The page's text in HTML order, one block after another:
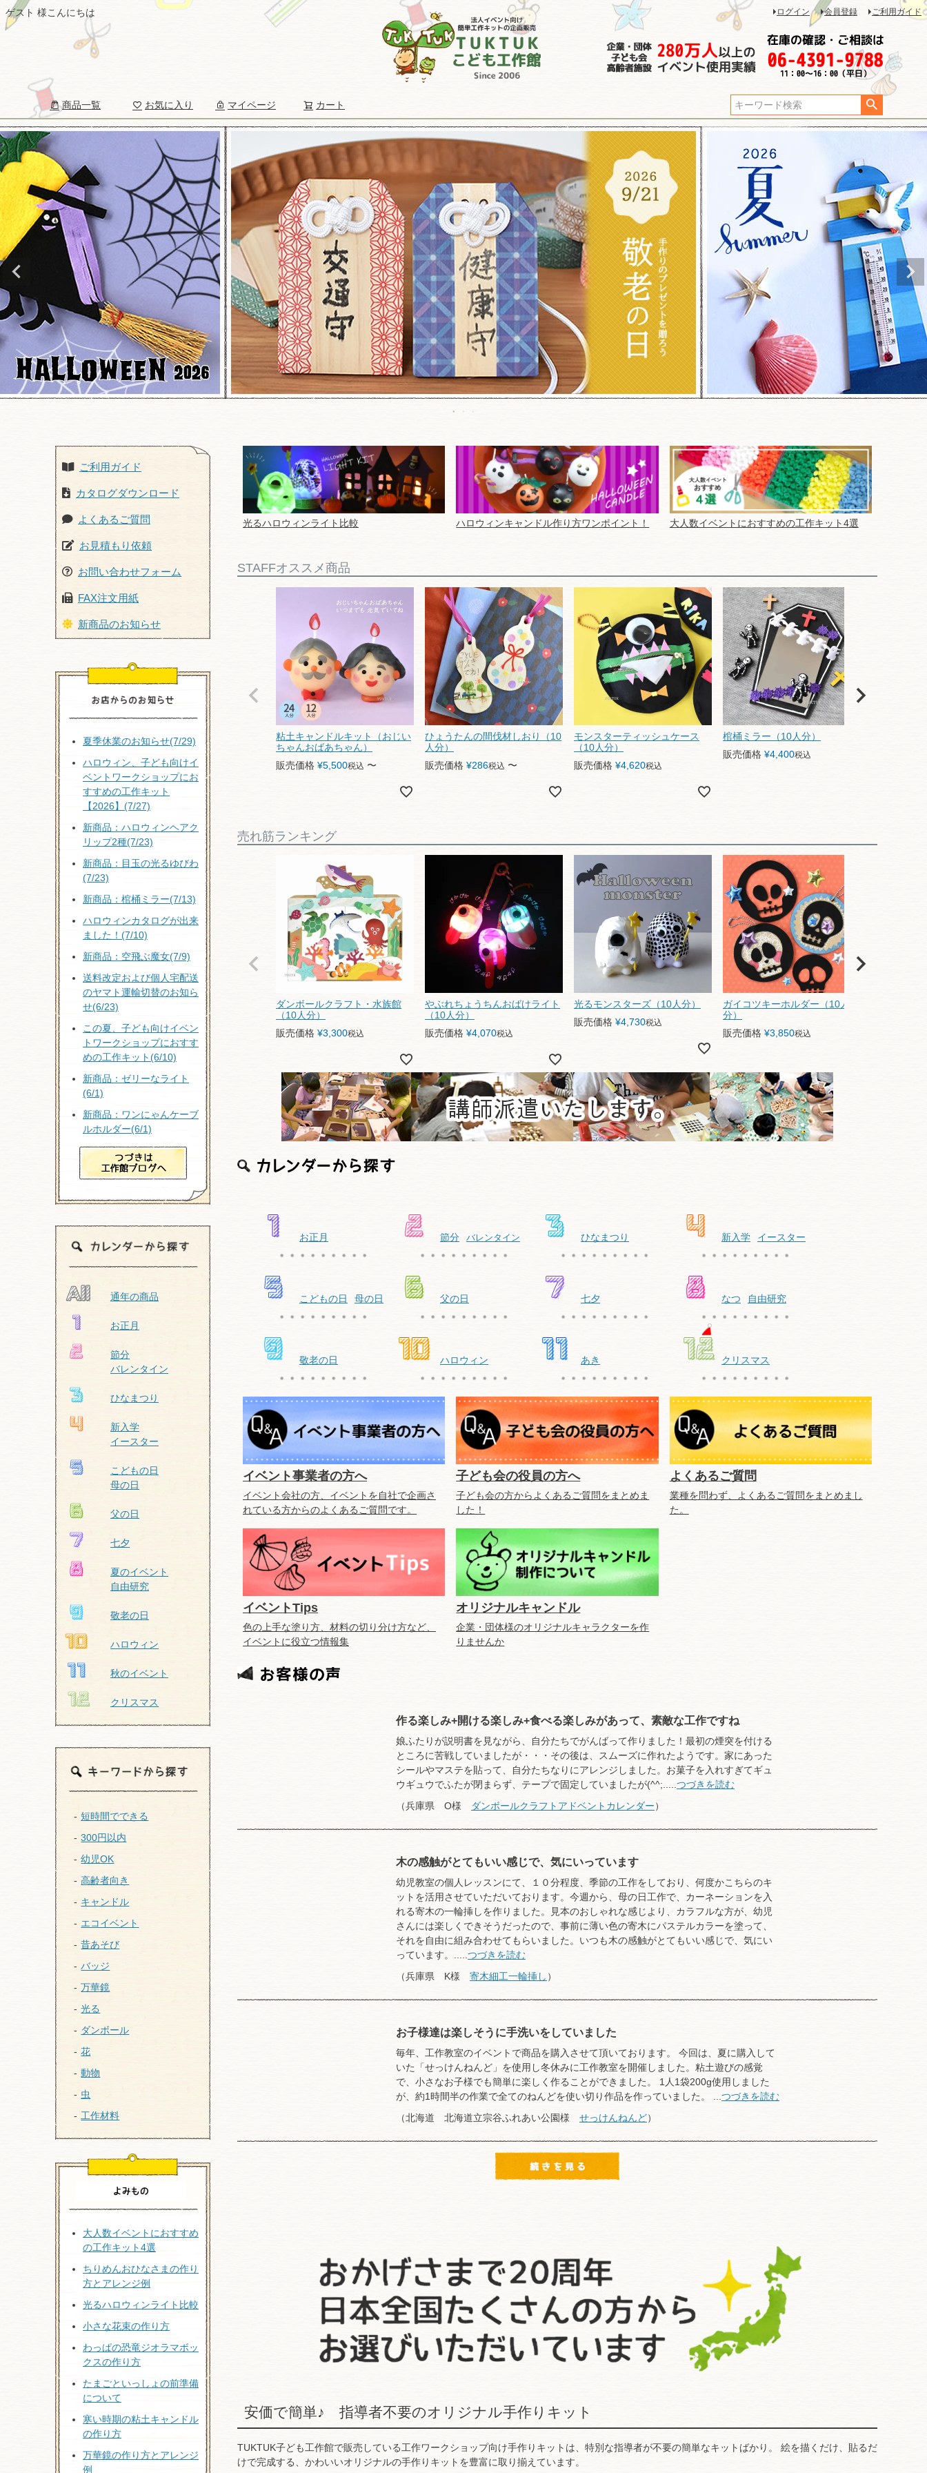
ゲスト 様こんにちは ログイン 会員登録 ご利用ガイド
商品一覧 お気に入り マイページ カート
ご利用ガイド
カタログダウンロード
よくあるご質問
お見積もり依頼
お問い合わせフォーム
FAX注文用紙
新商品のお知らせ
夏季休業のお知らせ(7/29)
ハロウィン、子ども向けイ
ベントワークショップにお
すすめの工作キット
【2026】(7/27)
新商品：ハロウィンヘアク
リップ2種(7/23)
新商品：目玉の光るゆびわ
(7/23)
新商品：棺桶ミラー(7/13)
ハロウィンカタログが出来
ました！(7/10)
新商品：空飛ぶ魔女(7/9)
送料改定および個人宅配送
のヤマト運輸切替のお知ら
せ(6/23)
この夏、子ども向けイベン
トワークショップにおすす
めの工作キット(6/10)
新商品：ゼリーなライト
(6/1)
新商品：ワンにゃんケーブ
ルホルダー(6/1)
通年の商品
お正月
節分
バレンタイン
ひなまつり
新入学
イースター
こどもの日
母の日
父の日
七夕
夏のイベント
自由研究
敬老の日
ハロウィン
秋のイベント
クリスマス
短時間でできる
300円以内
幼児OK
高齢者向き
キャンドル
エコイベント
昔あそび
バッジ
万華鏡
光る
ダンボール
花
動物
虫
工作材料
大人数イベントにおすすめ
の工作キット4選
ちりめんおひなさまの作り
方とアレンジ例
光るハロウィンライト比較
小さな花束の作り方
わっぱの恐竜ジオラマボッ
クスの作り方
たまごといっしょの前準備
について
寒い時期の粘土キャンドル
の作り方
万華鏡の作り方とアレンジ
例
光るハロウィンライト比較 ハロウィンキャンドル作り方ワンポイント！ 大人数イベントにおすすめの工作キット4選
STAFFオススメ商品
粘土キャンドルキット（おじい
ちゃんおばあちゃん）
販売価格 ¥5,500税込 〜
ひょうたんの間伐材しおり（10
人分）
販売価格 ¥286税込 〜
モンスターティッシュケース
（10人分）
販売価格 ¥4,620税込
棺桶ミラー（10人分）
販売価格 ¥4,400税込
売れ筋ランキング
ダンボールクラフト・水族館
（10人分）
販売価格 ¥3,300税込
やぶれちょうちんおばけライト
（10人分）
販売価格 ¥4,070税込
光るモンスターズ（10人分）
販売価格 ¥4,730税込
ガイコツキーホルダー（10人
分）
販売価格 ¥3,850税込
お正月 節分 バレンタイン ひなまつり 新入学 イースター
こどもの日 母の日 父の日 七夕 なつ 自由研究
敬老の日 ハロウィン あき クリスマス
イベント事業者の方へ
イベント会社の方、イベントを自社で企画さ
れている方からのよくあるご質問です。
子ども会の役員の方へ
子ども会の方からよくあるご質問をまとめま
した！
よくあるご質問
業種を問わず、よくあるご質問をまとめまし
た。
イベントTips
色の上手な塗り方、材料の切り分け方など、
イベントに役立つ情報集
オリジナルキャンドル
企業・団体様のオリジナルキャラクターを作
りませんか
作る楽しみ+開ける楽しみ+食べる楽しみがあって、素敵な工作ですね
娘ふたりが説明書を見ながら、自分たちでがんばって作りました！最初の煙突を付ける
ところに苦戦していましたが・・・その後は、スムーズに作れたようです。家にあった
シールやマステを貼って、自分たちなりにアレンジしました。お菓子を入れすぎてギュ
ウギュウでふたが閉まらず、テープで固定していましたが(^^;.....つづきを読む
（兵庫県 O様
ダンボールクラフトアドベントカレンダー）
木の感触がとてもいい感じで、気にいっています
幼児教室の個人レッスンにて、１０分程度、季節の工作をしており、何度かこちらのキ
ットを活用させていただいております。今週から、母の日工作で、カーネーションを入
れる寄木の一輪挿しを作りました。見本のおしゃれな感じより、カラフルな方が、幼児
さんには楽しくできそうだったので、事前に薄い色の寄木にパステルカラーを塗って、
それを自由に組み合わせてもらいました。いつも木の感触がとてもいい感じで、気にい
っています。.....つづきを読む
（兵庫県 K様 寄木細工一輪挿し ）
お子様達は楽しそうに手洗いをしていました
毎年、工作教室のイベントで商品を購入させて頂いております。 今回は、夏に購入して
いた「せっけんねんど」を使用し冬休みに工作教室を開催しました。粘土遊びの感覚
で、小さなお子様でも簡単に楽しく作ることができました。 1人1袋200g使用しました
が、約1時間半の作業で全てのねんどを使い切り作品を作っていました。 ...つづきを読む
（北海道 北海道立宗谷ふれあい公園様 せっけんねんど）
安価で簡単♪ 指導者不要のオリジナル手作りキット
TUKTUK子ども工作館で販売している工作ワークショップ向け手作りキットは、特別な指導者が不要の簡単なキットばかり。 絵を描くだけ、貼るだ
けで完成する、かわいいオリジナルの手作りキットを豊富に取り揃えています。